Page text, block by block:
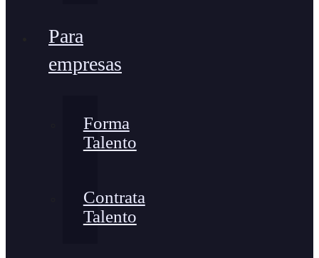
Para
empresas
Forma
Talento
Contrata
Talento